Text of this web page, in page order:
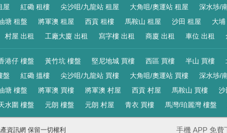
屋
紅磡 租樓 尖沙咀/九龍站 租屋 大角咀/奧運站 租屋 深水埗/
塘 租盤 將軍澳 租屋 西貢 租樓 馬鞍山 租屋 沙田 租屋 大
村屋 出租 工廠大廈 出租 寫字樓 出租 商廈 出租 車位 出租
港仔 樓盤 黃竹坑 樓盤 堅尼地城 買樓 西區 買樓 半山 買樓
盤
紅磡 搵樓 尖沙咀/九龍站 買樓 大角咀/奧運站 買樓 深水埗/
塘 樓盤 將軍澳 買樓 將軍澳 村屋 西貢 村屋 馬鞍山 買樓 沙
水圍 樓盤 元朗 樓盤 元朗 村屋 青衣 買樓 馬灣/珀麗灣 樓盤
資訊網 保留一切權利 手機 APP 免費